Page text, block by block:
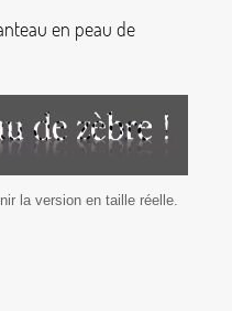
en peau de
la version en taille réelle.